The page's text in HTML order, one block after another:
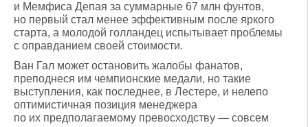
и Мемфиса Депая за суммарные 67 млн фунтов,
но первый стал менее эффективным после яркого
старта, а молодой голландец испытывает проблемы
с оправданием своей стоимости.
Ван Гал может остановить жалобы фанатов,
преподнеся им чемпионские медали, но такие
выступления, как последнее, в Лестере, и нелепо
оптимистичная позиция менеджера
по их предполагаемому превосходству — совсем